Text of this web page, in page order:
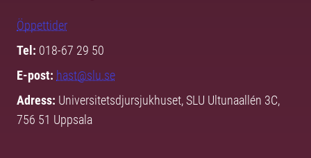
Öppettider
Tel: 018-67 29 50
E-post: hast@slu.se
Adress: Universitetsdjursjukhuset, SLU Ultunaallén 3C,
756 51 Uppsala